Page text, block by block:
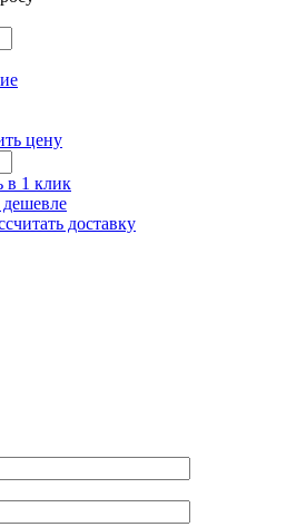
цену
в 1 клик
доставку